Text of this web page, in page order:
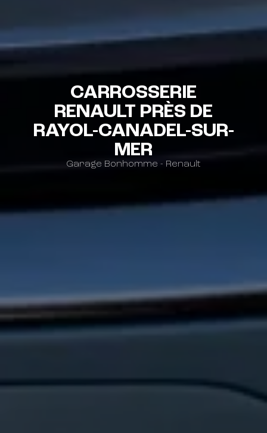
CARROSSERIE
RENAULT PRÈS DE
RAYOL-CANADEL-SUR-
MER
Garage Bonhomme - Renault